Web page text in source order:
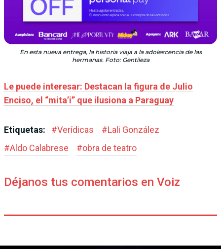
En esta nueva entrega, la historia viaja a la adolescencia de las
hermanas. Foto: Gentileza
Le puede interesar: Destacan la figura de Julio
Enciso, el “mita’i” que ilusiona a Paraguay
Etiquetas: #Verídicas #Lali González
#Aldo Calabrese #obra de teatro
Déjanos tus comentarios en Voiz